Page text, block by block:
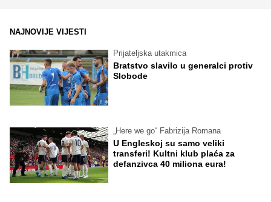
NAJNOVIJE VIJESTI
Prijateljska utakmica
Bratstvo slavilo u generalci protiv
Slobode
„Here we go“ Fabrizija Romana
U Engleskoj su samo veliki
transferi! Kultni klub plaća za
defanzivca 40 miliona eura!